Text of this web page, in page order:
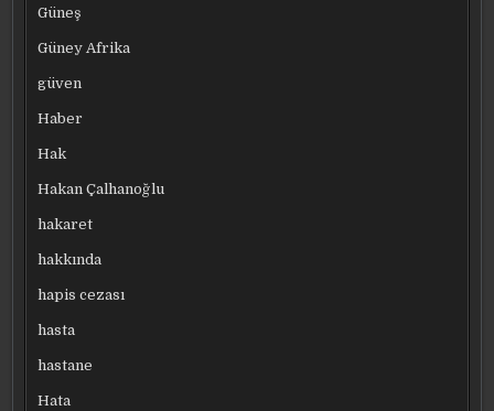
Güneş
Güney Afrika
güven
Haber
Hak
Hakan Çalhanoğlu
hakaret
hakkında
hapis cezası
hasta
hastane
Hata